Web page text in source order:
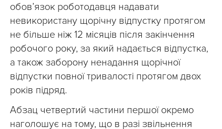
обов’язок роботодавця надавати
невикористану щорічну відпустку протягом
не більше ніж 12 місяців після закінчення
робочого року, за який надається відпустка,
а також заборону ненадання щорічної
відпустки повної тривалості протягом двох
років підряд.
Абзац четвертий частини першої окремо
наголошує на тому, що в разі звільнення